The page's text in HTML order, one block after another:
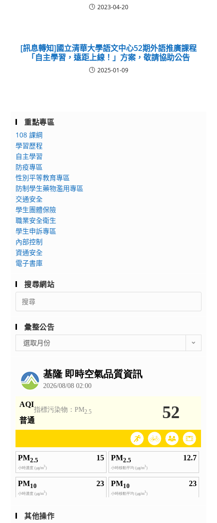
2023-04-20
[訊息轉知]國立清華大學語文中心52期外語推廣課程
「自主學習，遠距上線！」方案，敬請協助公告
2025-01-09
重點專區
108 課綱
學習歷程
自主學習
防疫專區
性別平等教育專區
防制學生藥物濫用專區
交通安全
學生團體保險
職業安全衛生
學生申訴專區
內部控制
資通安全
電子書庫
搜尋網站
Search
for:
彙整公告
整
選取月份
其他操作